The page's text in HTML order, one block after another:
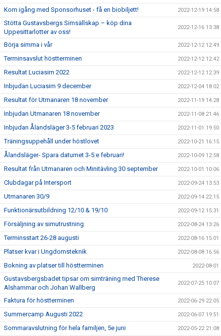
Kom igång med Sponsorhuset - få en biobiljett! 2022-12-19 14:58
Stötta Gustavsbergs Simsällskap – köp dina
Uppesittarlotter av oss!
2022-12-16 13:38
Börja simma i vår 2022-12-12 12:49
Terminsavslut höstterminen 2022-12-12 12:42
Resultat Luciasim 2022 2022-12-12 12:39
Inbjudan Luciasim 9 december 2022-12-04 18:02
Resultat för Utmanaren 18 november 2022-11-19 14:28
Inbjudan Utmanaren 18 november 2022-11-08 21:46
Inbjudan Ålandsläger 3-5 februari 2023 2022-11-01 19:50
Träningsuppehåll under höstlovet 2022-10-21 16:15
Ålandsläger- Spara datumet 3-5:e februari! 2022-10-09 12:58
Resultat från Utmanaren och Minitävling 30 september 2022-10-01 10:06
Clubdagar på Intersport 2022-09-24 13:53
Utmanaren 30/9 2022-09-14 22:15
Funktionärsutbildning 12/10 & 19/10 2022-09-12 15:31
Försäljning av simutrustning 2022-08-24 13:26
Terminsstart 26-28 augusti 2022-08-16 15:01
Platser kvar i Ungdomsteknik 2022-08-08 16:56
Bokning av platser till höstterminen 2022-08-01
Gustavsbergsbadet tipsar om simträning med Therese
Alshammar och Johan Wallberg
2022-07-25 10:07
Faktura för höstterminen 2022-06-29 22:05
Summercamp Augusti 2022 2022-06-07 19:51
Sommaravslutning för hela familjen, 5e juni 2022-05-22 21:08